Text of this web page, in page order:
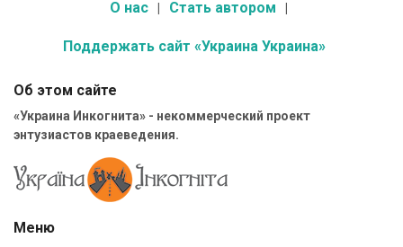
О нас Стать автором
Поддержать сайт «Украина Украина»
Об этом сайте
«Украина Инкогнита» - некоммерческий проект
энтузиастов краеведения.
Меню